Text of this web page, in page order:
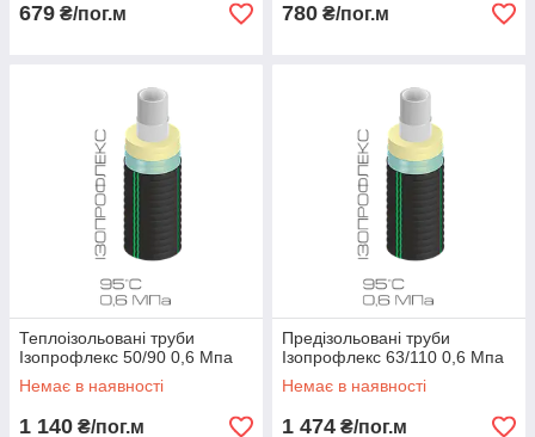
679 ₴/пог.м 780 ₴/пог.м
Теплоізольовані труби
Ізопрофлекс 50/90 0,6 Мпа
Немає в наявності
1 140 ₴/пог.м
Предізольовані труби
Ізопрофлекс 63/110 0,6 Мпа
Немає в наявності
1 474 ₴/пог.м